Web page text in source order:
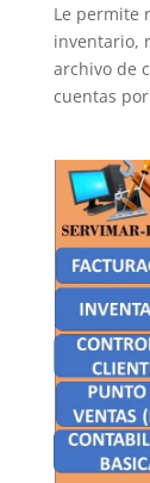
Le permite
inventario,
archivo de
cuentas